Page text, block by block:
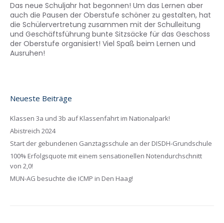
Das neue Schuljahr hat begonnen! Um das Lernen aber
auch die Pausen der Oberstufe schöner zu gestalten, hat
die Schülervertretung zusammen mit der Schulleitung
und Geschäftsführung bunte Sitzsäcke für das Geschoss
der Oberstufe organisiert! Viel Spaß beim Lernen und
Ausruhen!
Neueste Beiträge
Klassen 3a und 3b auf Klassenfahrt im Nationalpark!
Abistreich 2024
Start der gebundenen Ganztagsschule an der DISDH-Grundschule
100% Erfolgsquote mit einem sensationellen Notendurchschnitt
von 2,0!
MUN-AG besuchte die ICMP in Den Haag!